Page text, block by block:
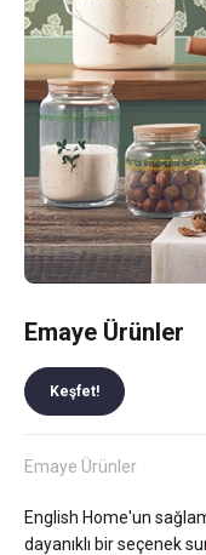
Emaye Ürünler
Keşfet!
Emaye Ürünler
English Home'un
dayanıklı bir seçenek